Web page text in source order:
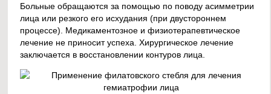
Больные обращаются за помощью по поводу асимметрии
лица или резкого его исхудания (при двустороннем
процессе). Медикаментозное и физиотерапевтическое
лечение не приносит успеха. Хирургическое лечение
заключается в восстановлении контуров лица.